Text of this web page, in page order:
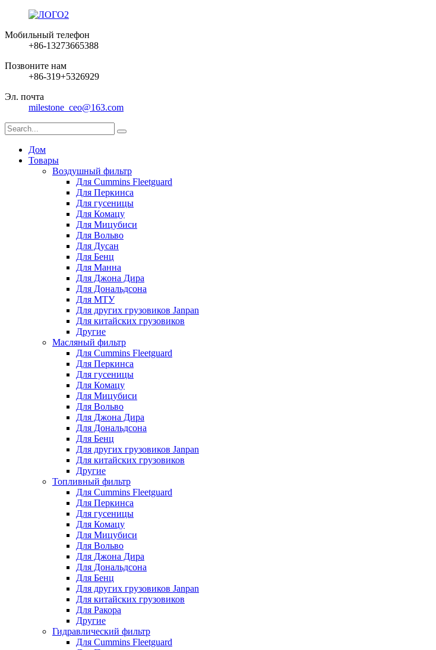
Мобильный телефон
+86-13273665388
Позвоните нам
+86-319+5326929
Эл. почта
milestone_ceo@163.com
Дом
Товары
Воздушный фильтр
Для Cummins Fleetguard
Для Перкинса
Для гусеницы
Для Комацу
Для Мицубиси
Для Вольво
Для Дусан
Для Бенц
Для Манна
Для Джона Дира
Для Дональдсона
Для МТУ
Для других грузовиков Janpan
Для китайских грузовиков
Другие
Масляный фильтр
Для Cummins Fleetguard
Для Перкинса
Для гусеницы
Для Комацу
Для Мицубиси
Для Вольво
Для Джона Дира
Для Дональдсона
Для Бенц
Для других грузовиков Janpan
Для китайских грузовиков
Другие
Топливный фильтр
Для Cummins Fleetguard
Для Перкинса
Для гусеницы
Для Комацу
Для Мицубиси
Для Вольво
Для Джона Дира
Для Дональдсона
Для Бенц
Для других грузовиков Janpan
Для китайских грузовиков
Для Ракора
Другие
Гидравлический фильтр
Для Cummins Fleetguard